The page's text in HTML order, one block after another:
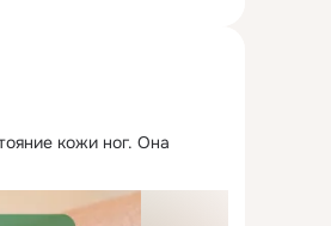
кожи ног. Она